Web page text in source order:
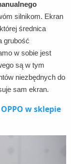
silnikom. Ekran
średnica
grubość
w sobie jest
są w tym
niezbędnych do
sam ekran.
w sklepie